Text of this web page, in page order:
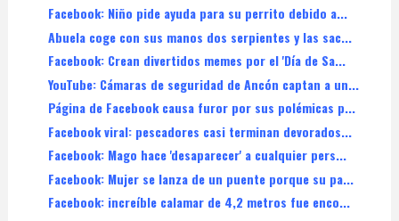
Facebook: Niño pide ayuda para su perrito debido a...
Abuela coge con sus manos dos serpientes y las sac...
Facebook: Crean divertidos memes por el 'Día de Sa...
YouTube: Cámaras de seguridad de Ancón captan a un...
Página de Facebook causa furor por sus polémicas p...
Facebook viral: pescadores casi terminan devorados...
Facebook: Mago hace 'desaparecer' a cualquier pers...
Facebook: Mujer se lanza de un puente porque su pa...
Facebook: increíble calamar de 4,2 metros fue enco...